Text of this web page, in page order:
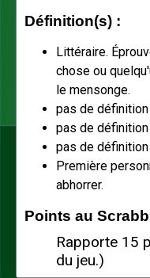
Définition(s) :
Littéraire.
chose ou
le mensonge.
pas de définition
pas de définition
pas de définition
Première
abhorrer.
Points au
Rapporte 15
du jeu.)